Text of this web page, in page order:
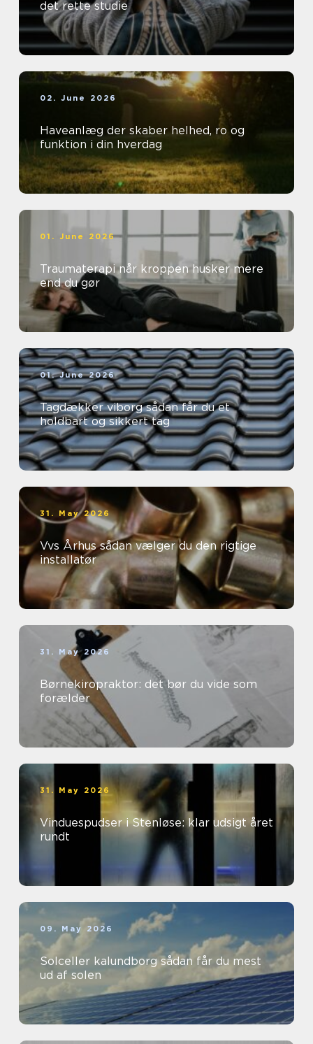
det rette studie
02. June 2026
Haveanlæg der skaber helhed, ro og
funktion i din hverdag
01. June 2026
Traumaterapi når kroppen husker mere
end du gør
01. June 2026
Tagdækker viborg sådan får du et
holdbart og sikkert tag
31. May 2026
Vvs Århus sådan vælger du den rigtige
installatør
31. May 2026
Børnekiropraktor: det bør du vide som
forælder
31. May 2026
Vinduespudser i Stenløse: klar udsigt året
rundt
09. May 2026
Solceller kalundborg sådan får du mest
ud af solen